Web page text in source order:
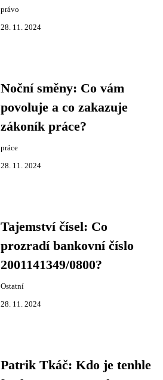
právo
28. 11. 2024
Noční směny: Co vám
povoluje a co zakazuje
zákoník práce?
práce
28. 11. 2024
Tajemství čísel: Co
prozradí bankovní číslo
2001141349/0800?
Ostatní
28. 11. 2024
Patrik Tkáč: Kdo je tenhle